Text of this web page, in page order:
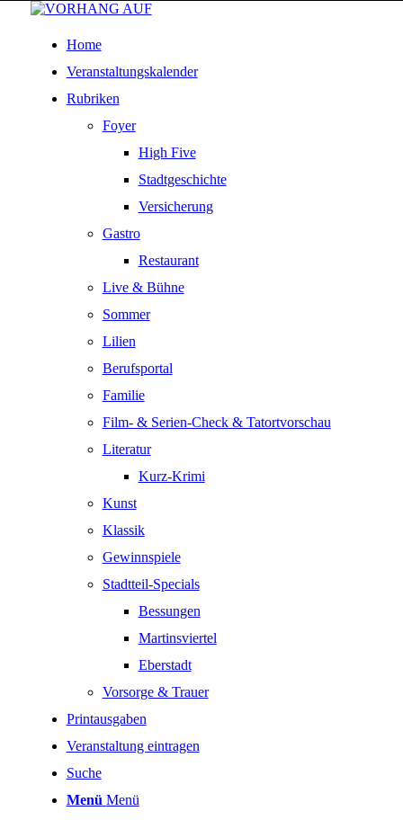
Home
Veranstaltungskalender
Rubriken
Foyer
High Five
Stadtgeschichte
Versicherung
Gastro
Restaurant
Live & Bühne
Sommer
Lilien
Berufsportal
Familie
Film- & Serien-Check & Tatortvorschau
Literatur
Kurz-Krimi
Kunst
Klassik
Gewinnspiele
Stadtteil-Specials
Bessungen
Martinsviertel
Eberstadt
Vorsorge & Trauer
Printausgaben
Veranstaltung eintragen
Suche
Menü Menü